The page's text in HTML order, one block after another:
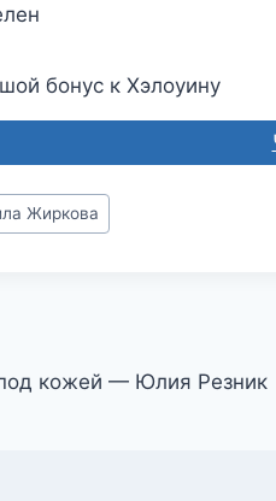
бонус к Хэлоуину
Жиркова
кожей — Юлия Резник